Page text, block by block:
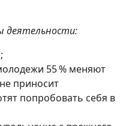
деятельности:
55 % меняют
приносит
попробовать себя в